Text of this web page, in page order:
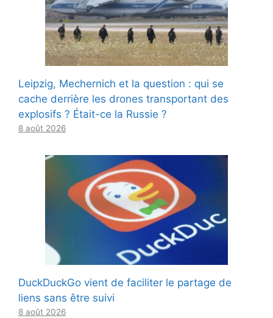
Leipzig, Mechernich et la question : qui se
cache derrière les drones transportant des
explosifs ? Était-ce la Russie ?
8 août 2026
DuckDuckGo vient de faciliter le partage de
liens sans être suivi
8 août 2026